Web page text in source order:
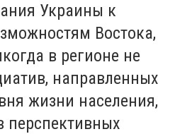
Украины к
Востока,
в регионе не
направленных
жизни населения,
перспективных